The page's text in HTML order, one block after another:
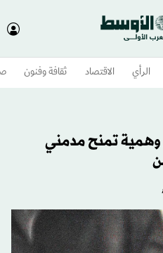
الرأي الاقتصاد ثقافة وفنون
تمنح مدمني